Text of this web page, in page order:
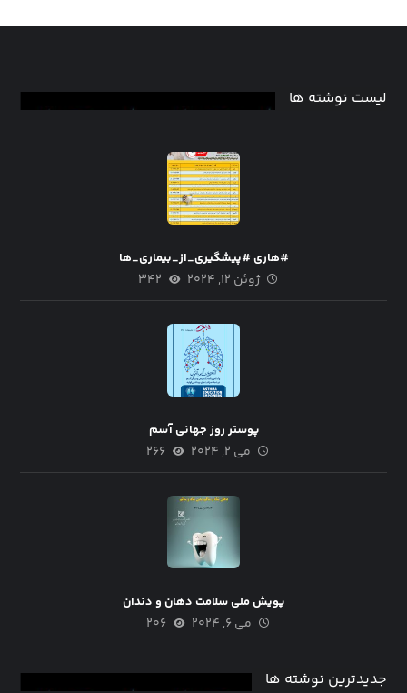
لیست نوشته ها
#هاری #پیشگیری_از_بیماری_ها
ژوئن ۱۲, ۲۰۲۴ ۳۴۲
پوستر روز جهانی آسم
می ۲, ۲۰۲۴ ۲۶۶
پویش ملی سلامت دهان و دندان
می ۶, ۲۰۲۴ ۲۰۶
جدیدترین نوشته ها